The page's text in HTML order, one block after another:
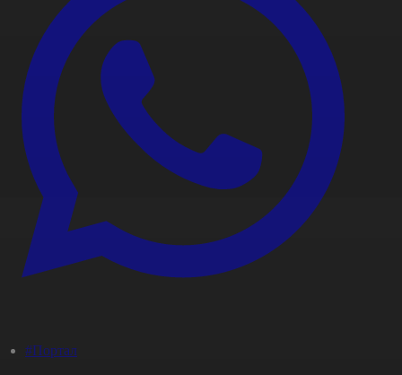
#Портал